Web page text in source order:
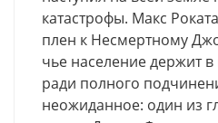
катастрофы. Макс
плен к Несмертному
чье население держит
ради полного
неожиданное: один из